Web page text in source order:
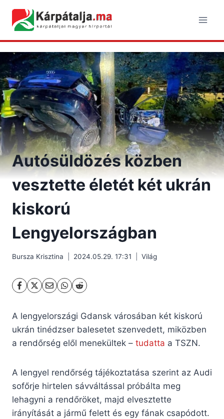
content
Autósüldözés közben
vesztette életét két ukrán
kiskorú
Lengyelországban
Bursza Krisztina 2024.05.29. 17:31 Világ
A lengyelországi Gdansk városában két kiskorú
ukrán tinédzser balesetet szenvedett, miközben
a rendőrség elől menekültek – tudatta a TSZN.
A lengyel rendőrség tájékoztatása szerint az Audi
sofőrje hirtelen sávváltással próbálta meg
lehagyni a rendőröket, majd elvesztette
irányítását a jármű felett és egy fának csapódott.